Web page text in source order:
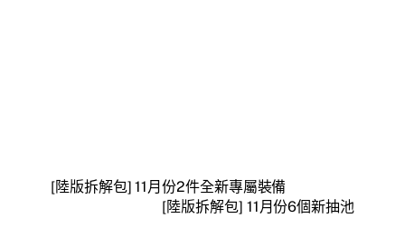
[陸版拆解包] 11月份2件全新專屬裝備
[陸版拆解包] 11月份6個新抽池